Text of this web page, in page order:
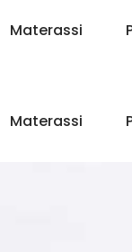
Materassi
Materassi